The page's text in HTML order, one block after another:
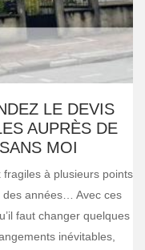
LE DEVIS
AUPRÈS DE
MOI
à plusieurs points
des années… Avec ces
faut changer quelques
inévitables,